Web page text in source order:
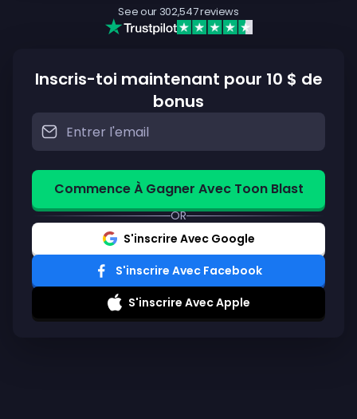
See our 302,547reviews
Inscris-toi maintenant pour 10 $ de
bonus
Commence À Gagner Avec Toon Blast
OR
S'inscrire Avec Google
S'inscrire Avec Facebook
S'inscrire Avec Apple